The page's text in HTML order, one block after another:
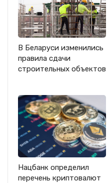
В Беларуси изменились
правила сдачи
строительных объектов
Нацбанк определил
перечень криптовалют